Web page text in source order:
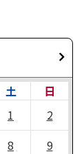
土
日
1
2
8
9